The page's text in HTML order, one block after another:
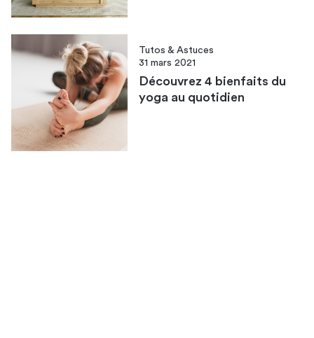
Tutos & Astuces
31 mars 2021
Découvrez 4 bienfaits du
yoga au quotidien